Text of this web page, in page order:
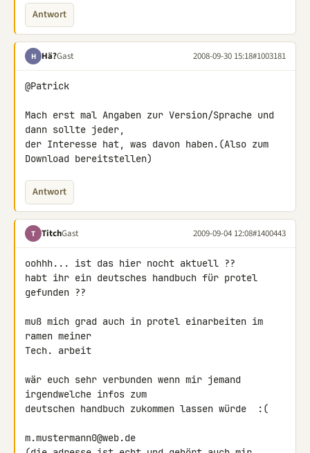
Antwort
H Hä?Gast 2008-09-30 15:18#1003181
@Patrick
Mach erst mal Angaben zur Version/Sprache und
dann sollte jeder,
der Interesse hat, was davon haben.(Also zum
Download bereitstellen)
Antwort
T TitchGast 2009-09-04 12:08#1400443
oohhh... ist das hier nocht aktuell ??
habt ihr ein deutsches handbuch für protel
gefunden ??
muß mich grad auch in protel einarbeiten im
ramen meiner
Tech. arbeit
wär euch sehr verbunden wenn mir jemand
irgendwelche infos zum
deutschen handbuch zukommen lassen würde  :(
m.mustermann0@web.de